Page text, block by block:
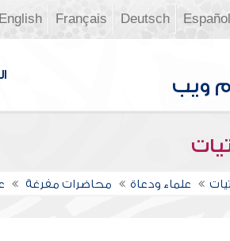
Español
Deutsch
Français
English
علماء ودعاة محاضرات مفرغة